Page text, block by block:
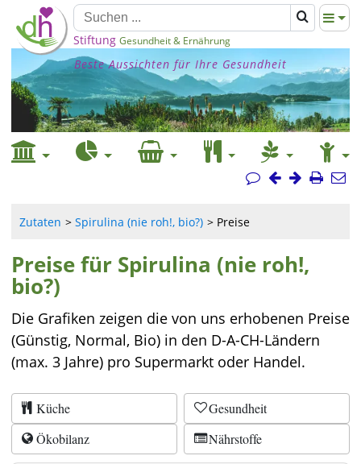
Stiftung Gesundheit & Ernährung
Beste Aussichten für Ihre Gesundheit
Zutaten Spirulina (nie roh!, bio?) Preise
Preise für Spirulina (nie roh!,
bio?)
Die Grafiken zeigen die von uns erhobenen Preise
(Günstig, Normal, Bio) in den D-A-CH-Ländern
(max. 3 Jahre) pro Supermarkt oder Handel.
Küche
Gesundheit
Ökobilanz
Nährstoffe